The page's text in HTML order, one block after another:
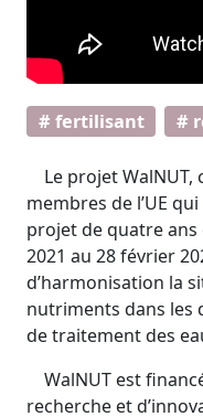
# fertilisant #
Le projet WalNUT,
membres de l’UE
projet de quatre ans
2021 au 28 février
d’harmonisation la
nutriments dans les
de traitement des
WalNUT est
recherche et